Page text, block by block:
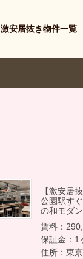
激安居抜き物件一覧
【激安居
公園駅す
の和モダ
賃料：
保証金：1
住所：東